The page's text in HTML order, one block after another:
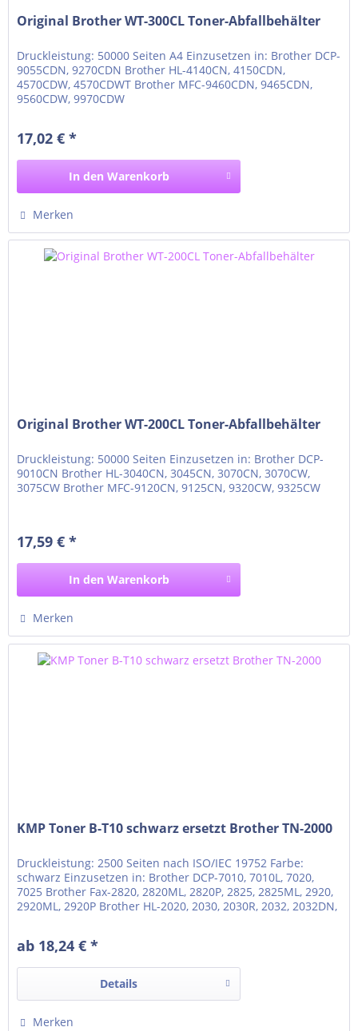
Original Brother WT-300CL Toner-Abfallbehälter
Druckleistung: 50000 Seiten A4 Einzusetzen in: Brother DCP-
9055CDN, 9270CDN Brother HL-4140CN, 4150CDN,
4570CDW, 4570CDWT Brother MFC-9460CDN, 9465CDN,
9560CDW, 9970CDW
17,02 € *
In den Warenkorb
Merken
Original Brother WT-200CL Toner-Abfallbehälter
Druckleistung: 50000 Seiten Einzusetzen in: Brother DCP-
9010CN Brother HL-3040CN, 3045CN, 3070CN, 3070CW,
3075CW Brother MFC-9120CN, 9125CN, 9320CW, 9325CW
17,59 € *
In den Warenkorb
Merken
KMP Toner B-T10 schwarz ersetzt Brother TN-2000
Druckleistung: 2500 Seiten nach ISO/IEC 19752 Farbe:
schwarz Einzusetzen in: Brother DCP-7010, 7010L, 7020,
7025 Brother Fax-2820, 2820ML, 2820P, 2825, 2825ML, 2920,
2920ML, 2920P Brother HL-2020, 2030, 2030R, 2032, 2032DN,
ab 18,24 € *
Details
Merken